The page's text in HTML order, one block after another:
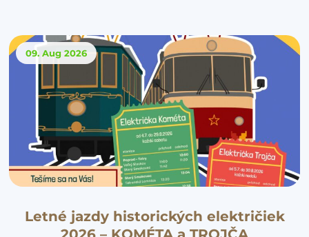
09. Aug 2026
Letné jazdy historických električiek